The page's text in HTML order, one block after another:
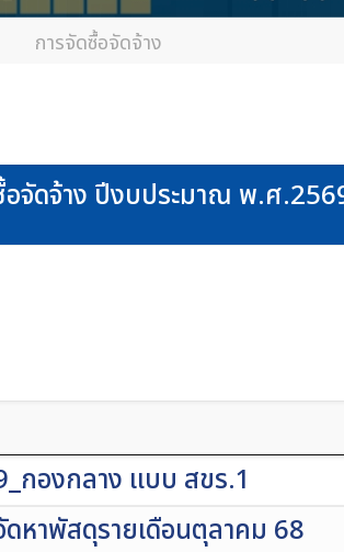
การจัดซื้อจัดจ้าง
จัดจ้าง ปีงบประมาณ พ.ศ
กองกลาง แบบ สขร.1
หาพัสดุรายเดือนตุลาคม 68